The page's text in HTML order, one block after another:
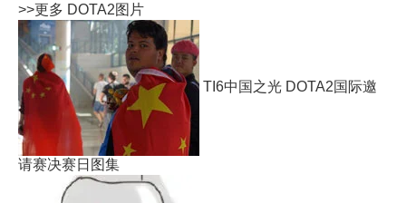
>>更多 DOTA2图片
TI6中国之光 DOTA2国际邀
请赛决赛日图集